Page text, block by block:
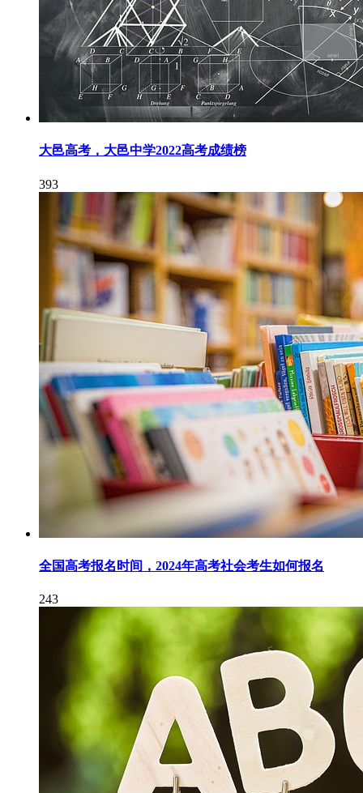
大邑高考，大邑中学2022高考成绩榜
393
全国高考报名时间，2024年高考社会考生如何报名
243